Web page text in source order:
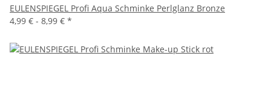
EULENSPIEGEL Profi Aqua Schminke Perlglanz Bronze
4,99 € - 8,99 € *